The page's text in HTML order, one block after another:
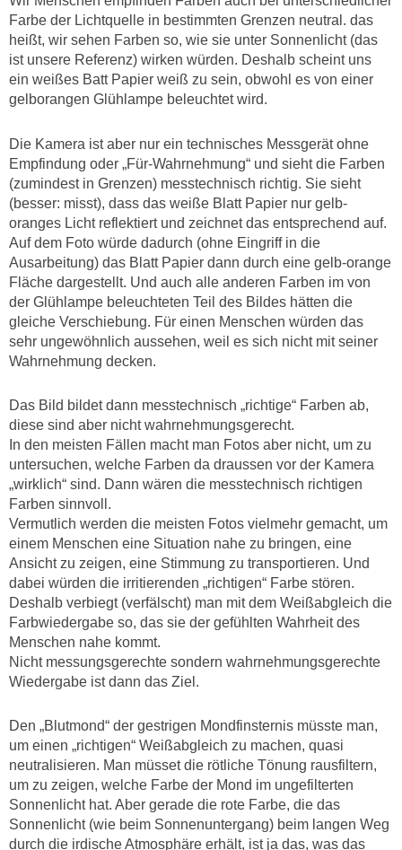
Farbe der Lichtquelle in bestimmten Grenzen neutral. das
heißt, wir sehen Farben so, wie sie unter Sonnenlicht (das
ist unsere Referenz) wirken würden. Deshalb scheint uns
ein weißes Batt Papier weiß zu sein, obwohl es von einer
gelborangen Glühlampe beleuchtet wird.
Die Kamera ist aber nur ein technisches Messgerät ohne
Empfindung oder „Für-Wahrnehmung“ und sieht die Farben
(zumindest in Grenzen) messtechnisch richtig. Sie sieht
(besser: misst), dass das weiße Blatt Papier nur gelb-
oranges Licht reflektiert und zeichnet das entsprechend auf.
Auf dem Foto würde dadurch (ohne Eingriff in die
Ausarbeitung) das Blatt Papier dann durch eine gelb-orange
Fläche dargestellt. Und auch alle anderen Farben im von
der Glühlampe beleuchteten Teil des Bildes hätten die
gleiche Verschiebung. Für einen Menschen würden das
sehr ungewöhnlich aussehen, weil es sich nicht mit seiner
Wahrnehmung decken.
Das Bild bildet dann messtechnisch „richtige“ Farben ab,
diese sind aber nicht wahrnehmungsgerecht.
In den meisten Fällen macht man Fotos aber nicht, um zu
untersuchen, welche Farben da draussen vor der Kamera
„wirklich“ sind. Dann wären die messtechnisch richtigen
Farben sinnvoll.
Vermutlich werden die meisten Fotos vielmehr gemacht, um
einem Menschen eine Situation nahe zu bringen, eine
Ansicht zu zeigen, eine Stimmung zu transportieren. Und
dabei würden die irritierenden „richtigen“ Farbe stören.
Deshalb verbiegt (verfälscht) man mit dem Weißabgleich die
Farbwiedergabe so, das sie der gefühlten Wahrheit des
Menschen nahe kommt.
Nicht messungsgerechte sondern wahrnehmungsgerechte
Wiedergabe ist dann das Ziel.
Den „Blutmond“ der gestrigen Mondfinsternis müsste man,
um einen „richtigen“ Weißabgleich zu machen, quasi
neutralisieren. Man müsset die rötliche Tönung rausfiltern,
um zu zeigen, welche Farbe der Mond im ungefilterten
Sonnenlicht hat. Aber gerade die rote Farbe, die das
Sonnenlicht (wie beim Sonnenuntergang) beim langen Weg
durch die irdische Atmosphäre erhält, ist ja das, was das